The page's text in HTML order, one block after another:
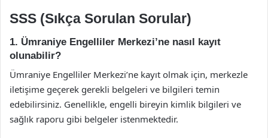
SSS (Sıkça Sorulan Sorular)
1. Ümraniye Engelliler Merkezi’ne nasıl kayıt
olunabilir?
Ümraniye Engelliler Merkezi’ne kayıt olmak için, merkezle
iletişime geçerek gerekli belgeleri ve bilgileri temin
edebilirsiniz. Genellikle, engelli bireyin kimlik bilgileri ve
sağlık raporu gibi belgeler istenmektedir.